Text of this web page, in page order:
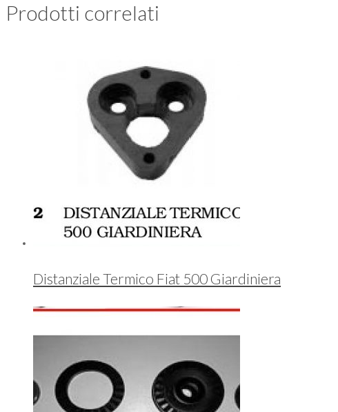
Prodotti correlati
Distanziale Termico Fiat 500 Giardiniera